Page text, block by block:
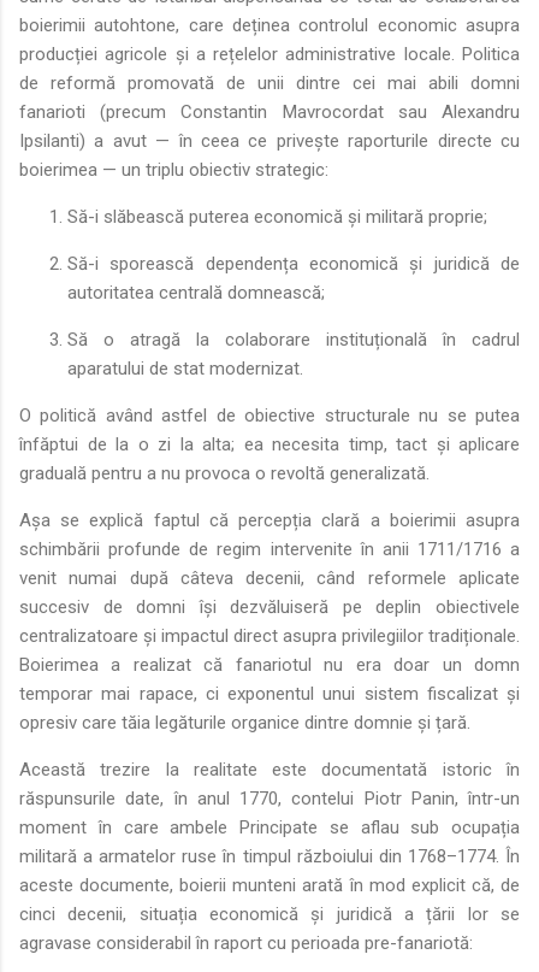
boierimii autohtone, care deținea controlul economic asupra
producției agricole și a rețelelor administrative locale. Politica
de reformă promovată de unii dintre cei mai abili domni
fanarioti (precum Constantin Mavrocordat sau Alexandru
Ipsilanti) a avut — în ceea ce privește raporturile directe cu
boierimea — un triplu obiectiv strategic:
Să-i slăbească puterea economică și militară proprie;
Să-i sporească dependența economică și juridică de
autoritatea centrală domnească;
Să o atragă la colaborare instituțională în cadrul
aparatului de stat modernizat.
O politică având astfel de obiective structurale nu se putea
înfăptui de la o zi la alta; ea necesita timp, tact și aplicare
graduală pentru a nu provoca o revoltă generalizată.
Așa se explică faptul că percepția clară a boierimii asupra
schimbării profunde de regim intervenite în anii 1711/1716 a
venit numai după câteva decenii, când reformele aplicate
succesiv de domni își dezvăluiseră pe deplin obiectivele
centralizatoare și impactul direct asupra privilegiilor tradiționale.
Boierimea a realizat că fanariotul nu era doar un domn
temporar mai rapace, ci exponentul unui sistem fiscalizat și
opresiv care tăia legăturile organice dintre domnie și țară.
Această trezire la realitate este documentată istoric în
răspunsurile date, în anul 1770, contelui Piotr Panin, într-un
moment în care ambele Principate se aflau sub ocupația
militară a armatelor ruse în timpul războiului din 1768–1774. În
aceste documente, boierii munteni arată în mod explicit că, de
cinci decenii, situația economică și juridică a țării lor se
agravase considerabil în raport cu perioada pre-fanariotă: